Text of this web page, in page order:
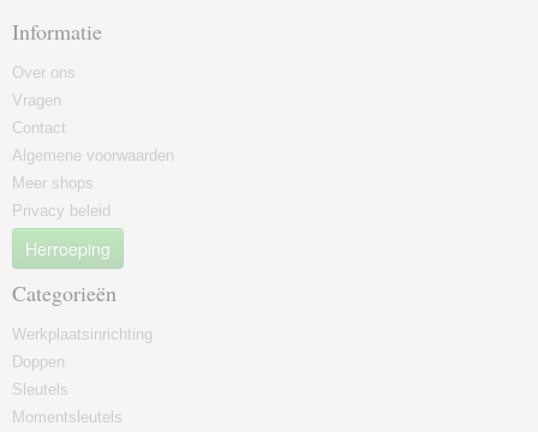
Informatie
Over ons
Vragen
Contact
Algemene voorwaarden
Meer shops
Privacy beleid
Herroeping
Categorieën
Werkplaatsinrichting
Doppen
Sleutels
Momentsleutels